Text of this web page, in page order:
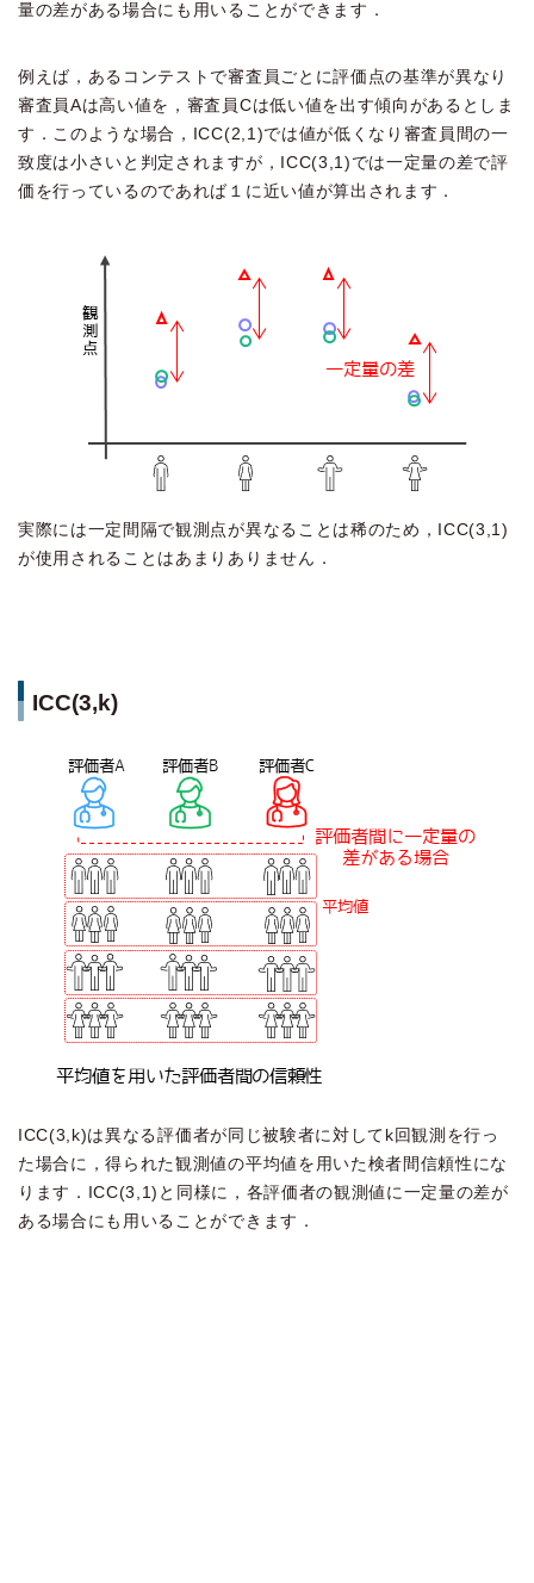
量の差がある場合にも用いることができます．
例えば，あるコンテストで審査員ごとに評価点の基準が異なり
審査員Aは高い値を，審査員Cは低い値を出す傾向があるとしま
す．このような場合，ICC(2,1)では値が低くなり審査員間の一
致度は小さいと判定されますが，ICC(3,1)では一定量の差で評
価を行っているのであれば１に近い値が算出されます．
実際には一定間隔で観測点が異なることは稀のため，ICC(3,1)
が使用されることはあまりありません．
ICC(3,k)
ICC(3,k)は異なる評価者が同じ被験者に対してk回観測を行っ
た場合に，得られた観測値の平均値を用いた検者間信頼性にな
ります．ICC(3,1)と同様に，各評価者の観測値に一定量の差が
ある場合にも用いることができます．